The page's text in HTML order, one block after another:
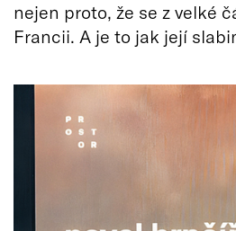
nejen proto, že se z velké
Francii. A je to jak její